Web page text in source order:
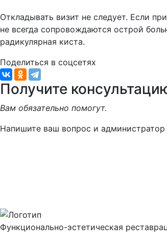
Откладывать визит не следует. Если
не всегда сопровождаются острой
радикулярная киста.
Поделиться в соцсетях
Получите
Вам обязательно помогут.
Напишите ваш вопрос и
Функционально-эстетическая